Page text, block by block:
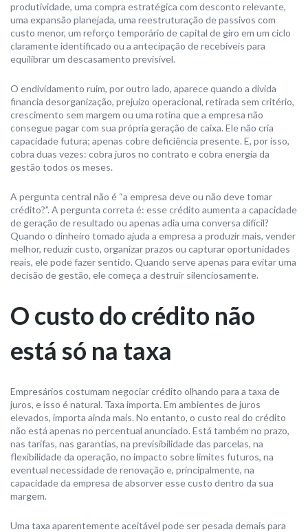
produtividade, uma compra estratégica com desconto relevante,
uma expansão planejada, uma reestruturação de passivos com
custo menor, um reforço temporário de capital de giro em um ciclo
claramente identificado ou a antecipação de recebíveis para
equilibrar um descasamento previsível.
O endividamento ruim, por outro lado, aparece quando a dívida
financia desorganização, prejuízo operacional, retirada sem critério,
crescimento sem margem ou uma rotina que a empresa não
consegue pagar com sua própria geração de caixa. Ele não cria
capacidade futura; apenas cobre deficiência presente. E, por isso,
cobra duas vezes: cobra juros no contrato e cobra energia da
gestão todos os meses.
A pergunta central não é “a empresa deve ou não deve tomar
crédito?”. A pergunta correta é: esse crédito aumenta a capacidade
de geração de resultado ou apenas adia uma conversa difícil?
Quando o dinheiro tomado ajuda a empresa a produzir mais, vender
melhor, reduzir custo, organizar prazos ou capturar oportunidades
reais, ele pode fazer sentido. Quando serve apenas para evitar uma
decisão de gestão, ele começa a destruir silenciosamente.
O custo do crédito não
está só na taxa
Empresários costumam negociar crédito olhando para a taxa de
juros, e isso é natural. Taxa importa. Em ambientes de juros
elevados, importa ainda mais. No entanto, o custo real do crédito
não está apenas no percentual anunciado. Está também no prazo,
nas tarifas, nas garantias, na previsibilidade das parcelas, na
flexibilidade da operação, no impacto sobre limites futuros, na
eventual necessidade de renovação e, principalmente, na
capacidade da empresa de absorver esse custo dentro da sua
margem.
Uma taxa aparentemente aceitável pode ser pesada demais para